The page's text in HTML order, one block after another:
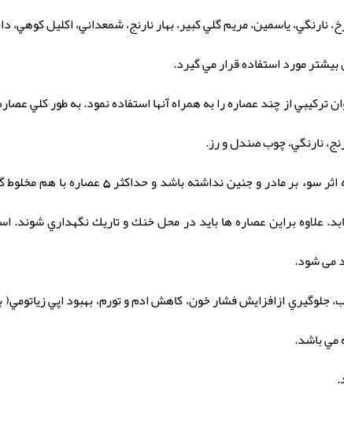
ياسمين، مريم گلي كبير، بهار نارنج، شمعداني، اكليل كوهي،
مورد استفاده قرار مي گيرد.
تركيبي از چند عصاره را به همراه آنها استفاده نمود. به طور كلي
نارنگي، چوب صندل و رز.
علاوه براين عصاره ها بايد در محل خنك و تاريك نگهداري شوند.
می شود.
ديررس يا پست ترم (پس از 41 هفته) كاهش اضطراب، جلوگيري ازافزایش فشار خون، كاهش ادم و تورم،
مي باشد.